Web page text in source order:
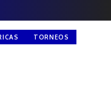
TORNEOS